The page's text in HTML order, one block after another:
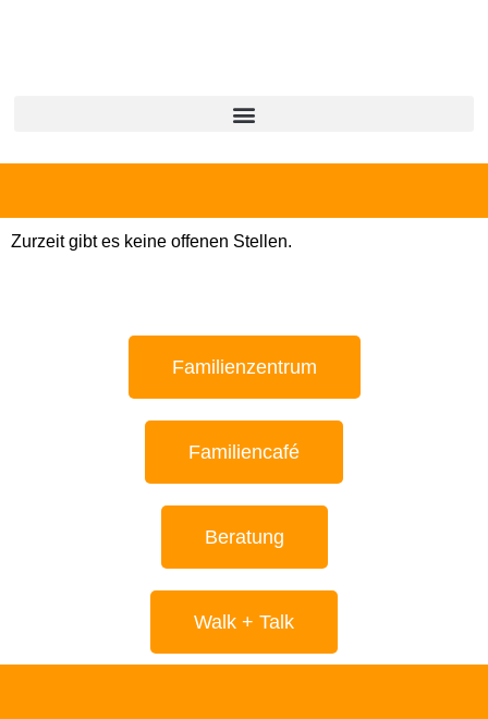
Zurzeit gibt es keine offenen Stellen.
Familienzentrum
Familiencafé
Beratung
Walk + Talk